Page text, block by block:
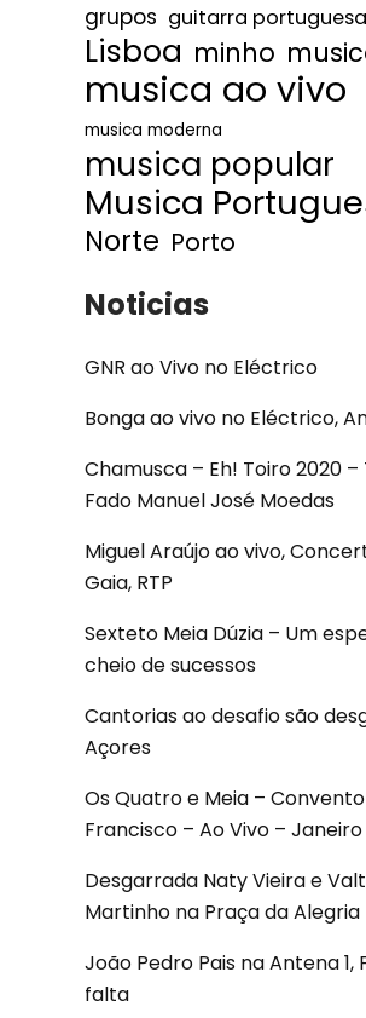
grupos guitarra portuguesa
Lisboa minho
musica ao vivo
musica moderna
musica popular
Musica
Norte Porto
Noticias
GNR ao Vivo no Eléctrico
Bonga ao vivo no Eléctrico,
Chamusca – Eh! Toiro 2020
Fado Manuel José Moedas
Miguel Araújo ao vivo,
Gaia, RTP
Sexteto Meia Dúzia – Um
cheio de sucessos
Cantorias ao desafio são
Açores
Os Quatro e Meia –
Francisco – Ao Vivo – Janeiro
Desgarrada Naty Vieira e
Martinho na Praça da Alegria
João Pedro Pais na Antena 1,
falta